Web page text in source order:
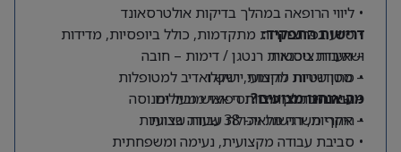
• ליווי הרופאה במהלך בדיקות אולטרסאונד
• סיוע בפרוצדורות מתקדמות, כולל ביופסיות, מדידות
ושאיבות ציסטות
• מתן שירות מקצועי, רגיש ואדיב למטופלות
• עבודה כחלק מצוות רפואי מוביל ומנוסה
דרישות התפקיד:
– תעודת טכנאית רנטגן / דימות – חובה
– סטודנטיות לדימות יישקלו
– שירותיות גבוהה ויחסי אנוש מעולים
– אחריות, רגישות ויכולת עבודה בצוות
מה אנחנו מציעים?
• היקף משרה מלאה- 38 שעות שבועיות
• סביבת עבודה מקצועית, נעימה ומשפחתית